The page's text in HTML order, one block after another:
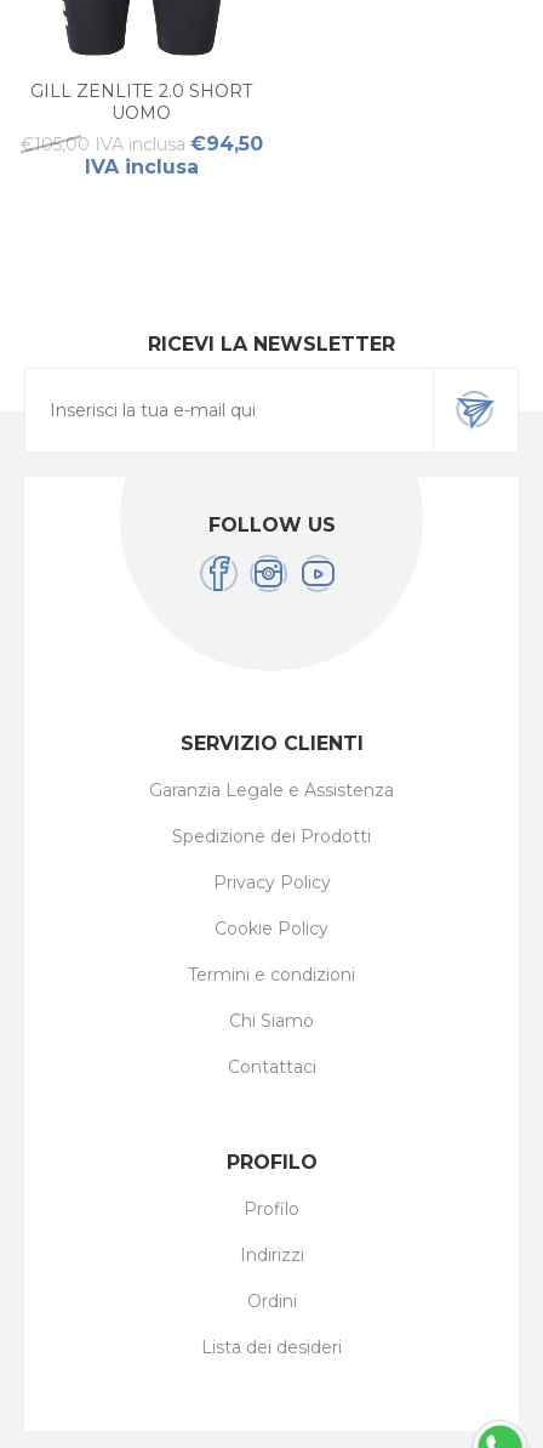
GILL ZENLITE 2.0 SHORT
UOMO
€105,00 IVA inclusa €94,50
IVA inclusa
RICEVI LA NEWSLETTER
FOLLOW US
SERVIZIO CLIENTI
Garanzia Legale e Assistenza
Spedizione dei Prodotti
Privacy Policy
Cookie Policy
Termini e condizioni
Chi Siamo
Contattaci
PROFILO
Profilo
Indirizzi
Ordini
Lista dei desideri